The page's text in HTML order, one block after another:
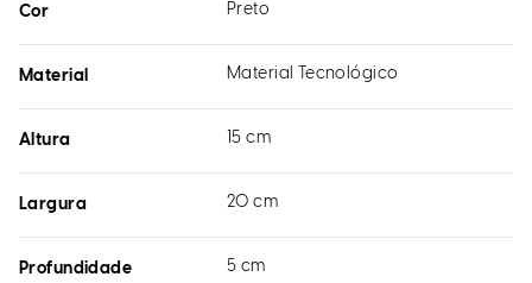
Cor Preto
Material Material Tecnológico
Altura 15 cm
Largura 20 cm
Profundidade 5 cm